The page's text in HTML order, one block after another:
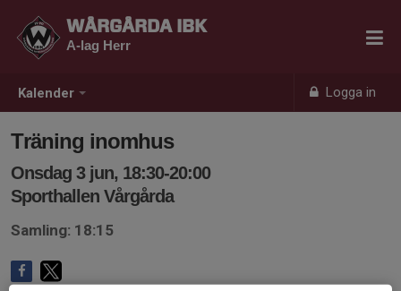
Kalender Logga in
WÅRGÅRDA IBK
A-lag Herr
Träning inomhus
Onsdag 3 jun, 18:30-20:00
Sporthallen Vårgårda
Samling: 18:15